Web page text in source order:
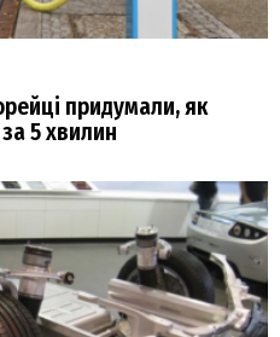
придумали, як
5 хвилин